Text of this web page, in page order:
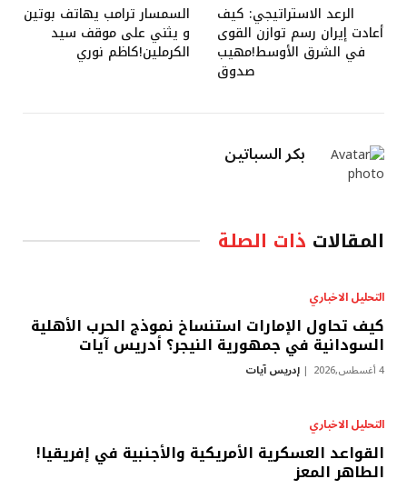
الرعد الاستراتيجي: كيف
أعادت إيران رسم توازن القوى
في الشرق الأوسط!مهيب
صدوق
السمسار ترامب يهاتف بوتين
و يثني على موقف سيد
الكرملين!كاظم نوري
بكر السباتين
المقالات ذات الصلة
التحليل الاخباري
كيف تحاول الإمارات استنساخ نموذج الحرب الأهلية
السودانية في جمهورية النيجر؟ أدريس آيات
4 أغسطس,2026 إدريس آيات
التحليل الاخباري
القواعد العسكرية الأمريكية والأجنبية في إفريقيا!
الطاهر المعز